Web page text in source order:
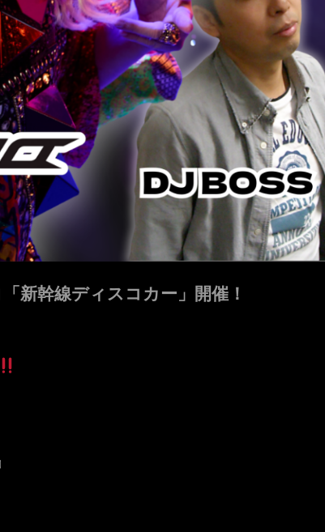
新幹線ディスコカー」開催！